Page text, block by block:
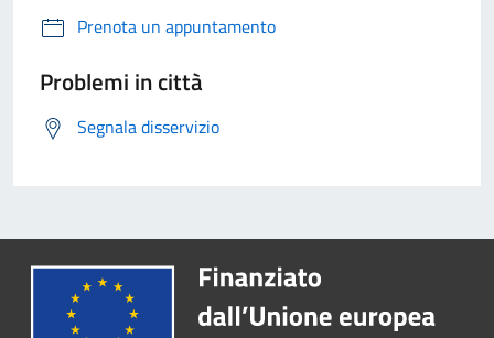
Prenota un appuntamento
Problemi in città
Segnala disservizio